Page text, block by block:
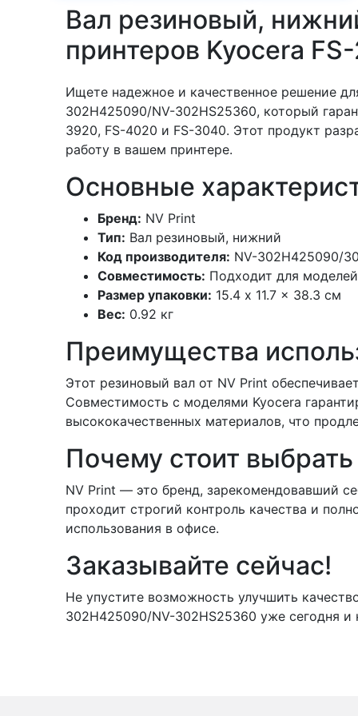
Вал резиновый,
принтеров Kyocera
Ищете надежное и качественное решение
302H425090/NV-302HS25360, который
3920, FS-4020 и FS-3040. Этот продукт
работу в вашем принтере.
Основные
Бренд: NV Print
Тип: Вал резиновый, нижний
Код производителя: NV-302H425090/
Совместимость: Подходит для
Размер упаковки: 15.4 x 11.7 x 38.3 см
Вес: 0.92 кг
Преимущества
Этот резиновый вал от NV Print
Совместимость с моделями Kyocera
высококачественных материалов, что
Почему стоит
NV Print — это бренд, зарекомендовавший
проходит строгий контроль качества и
использования в офисе.
Заказывайте сейчас!
Не упустите возможность улучшить
302H425090/NV-302HS25360 уже сегодня и